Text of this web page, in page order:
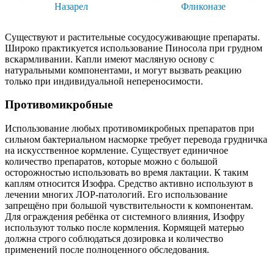
Назарел Фликоназе
Существуют и растительные сосудосуживающие препараты.
Широко практикуется использование Пиносола при грудном
вскармливании. Капли имеют масляную основу с
натуральными компонентами, и могут вызвать реакцию
только при индивидуальной непереносимости.
Противомикробные
Использование любых противомикробных препаратов при
сильном бактериальном насморке требует перевода грудничка
на искусственное кормление. Существует единичное
количество препаратов, которые можно с большой
осторожностью использовать во время лактации. К таким
каплям относится Изофра. Средство активно используют в
лечении многих ЛОР-патологий. Его использование
запрещёно при большой чувствительности к компонентам.
Для ограждения ребёнка от системного влияния, Изофру
используют только после кормления. Кормящей матерью
должна строго соблюдаться дозировка и количество
применений после полноценного обследования.